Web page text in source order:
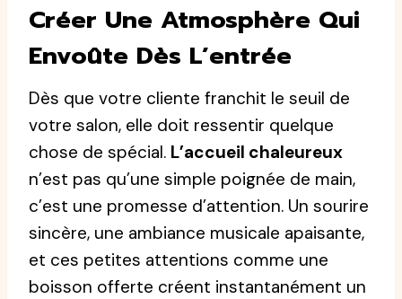
Créer Une Atmosphère Qui
Envoûte Dès L’entrée
Dès que votre cliente franchit le seuil de
votre salon, elle doit ressentir quelque
chose de spécial. L’accueil chaleureux
n’est pas qu’une simple poignée de main,
c’est une promesse d’attention. Un sourire
sincère, une ambiance musicale apaisante,
et ces petites attentions comme une
boisson offerte créent instantanément un